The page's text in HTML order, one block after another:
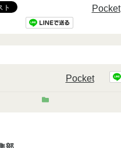
Pocket
Pocket